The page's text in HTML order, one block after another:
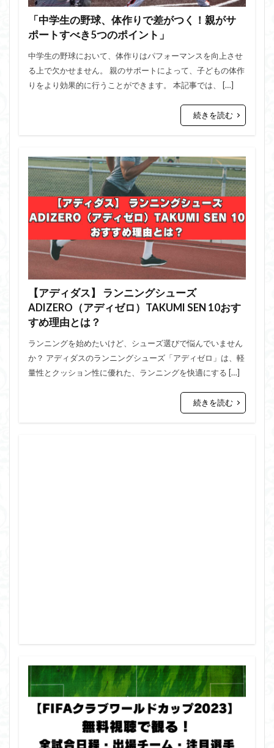
「中学生の野球、体作りで差がつく！親がサ
ポートすべき5つのポイント」
中学生の野球において、体作りはパフォーマンスを向上させ
る上で欠かせません。 親のサポートによって、子どもの体作
りをより効果的に行うことができます。 本記事では、 […]
続きを読む
【アディダス】 ランニングシューズ
ADIZERO（アディゼロ）TAKUMI SEN 10おす
すめ理由とは？
ランニングを始めたいけど、シューズ選びで悩んでいません
か？ アディダスのランニングシューズ「アディゼロ」は、軽
量性とクッション性に優れた、ランニングを快適にする […]
続きを読む